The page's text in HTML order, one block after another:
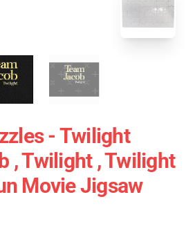
- Twilight
, Twilight , Twilight
Movie Jigsaw